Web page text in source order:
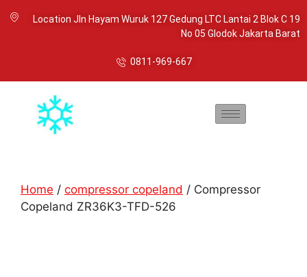
Location Jln Hayam Wuruk 127 Gedung LTC Lantai 2 Blok C 19
No 05 Glodok Jakarta Barat
0811-969-667
Home / compressor copeland / Compressor
Copeland ZR36K3-TFD-526